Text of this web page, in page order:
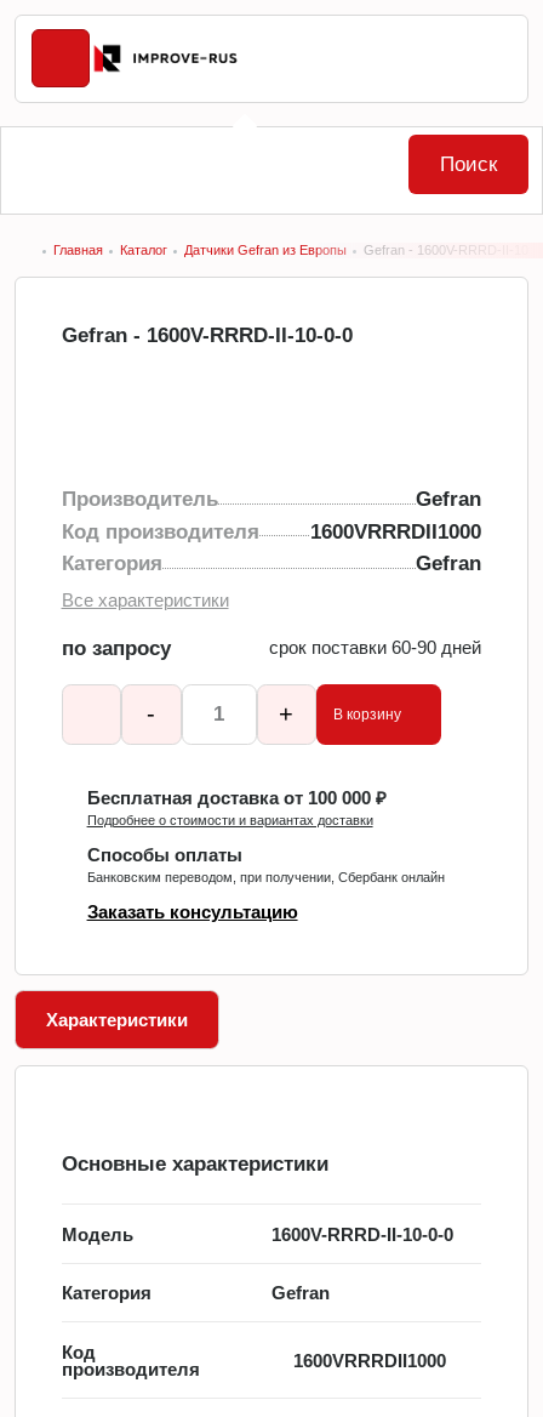
Главная Каталог Датчики Gefran из Европы Gefran - 1600V-RRRD-II-10-
Gefran - 1600V-RRRD-II-10-0-0
Производитель
Gefran
Код производителя
1600VRRRDII1000
Категория
Gefran
Все характеристики
по запросу срок поставки 60-90 дней
- + В корзину
Бесплатная доставка от 100 000 ₽
Подробнее о стоимости и вариантах доставки
Способы оплаты
Банковским переводом, при получении, Сбербанк онлайн
Заказать консультацию
Характеристики
Основные характеристики
Модель 1600V-RRRD-II-10-0-0
Категория Gefran
Код
производителя
1600VRRRDII1000
Поиск